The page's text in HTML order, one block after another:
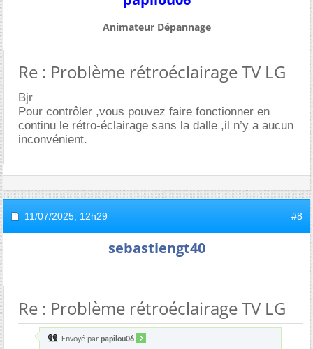
Animateur Dépannage
Re : Problème rétroéclairage TV LG
Bjr
Pour contrôler ,vous pouvez faire fonctionner en
continu le rétro-éclairage sans la dalle ,il n’y a aucun
inconvénient.
11/07/2025, 12h29 #8
sebastiengt40
Re : Problème rétroéclairage TV LG
Envoyé par papilou06